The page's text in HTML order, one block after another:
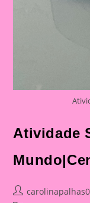
Atividade
Post